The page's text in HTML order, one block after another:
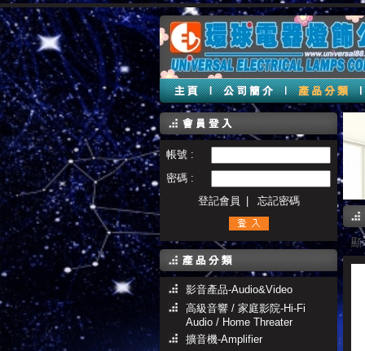
帳號 :
密碼 :
登記會員
忘記密碼
影音產品-Audio&Video
高級音響 / 家庭影院-Hi-Fi
Audio / Home Threater
擴音機-Amplifier
顯